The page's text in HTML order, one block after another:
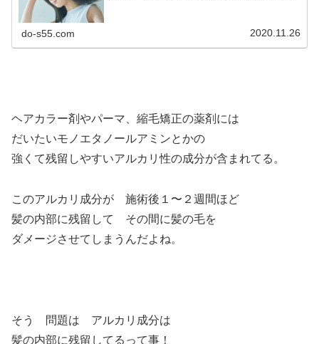
do-s55.com 2020.11.26
ヘアカラー剤やパーマ、縮毛矯正の薬剤には
だいたいモノエタノールアミンとかの
強くて残留しやすいアルカリ性の成分が含まれてる。
このアルカリ成分が 施術後１〜２週間ほど
髪の内部に残留して その間に髪の毛を
ダメージさせてしまうんだよね。
そう 問題は アルカリ成分は
髪の内部に残留してるって事！